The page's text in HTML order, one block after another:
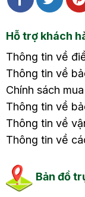
Hỗ trợ khách
Thông tin về
Thông tin về
Chính sách
Thông tin về
Thông tin về
Thông tin về
Bản đồ